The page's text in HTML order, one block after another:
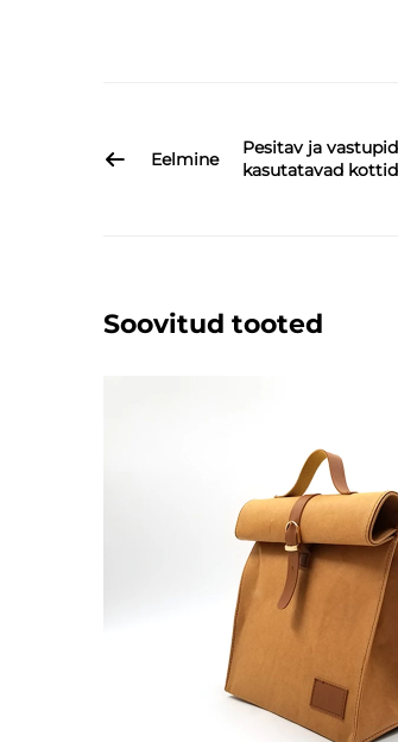
Eelmine
Pesitav ja
kasutatavad kottid
Soovitud tooted